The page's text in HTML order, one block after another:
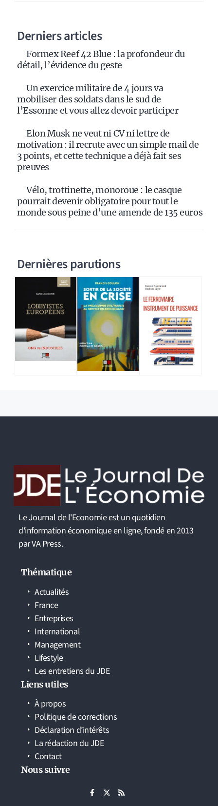
Derniers articles
Formex Reef 42 Blue : la profondeur du
détail, l’évidence du geste
Un exercice militaire de 4 jours va
mobiliser des soldats dans le sud de
l’Essonne et vous allez devoir participer
Elon Musk ne veut ni CV ni lettre de
motivation : il recrute avec un simple mail de
3 points, et cette technique a déjà fait ses
preuves
Vélo, trottinette, monoroue : le casque
pourrait devenir obligatoire pour tout le
monde sous peine d’une amende de 135 euros
Dernières parutions
Le Journal de l'Economie est un quotidien
d'information économique en ligne, fondé en 2013
par VA Press.
Thématique
Actualités
France
Entreprises
International
Management
Lifestyle
Les entretiens du JDE
Liens utiles
À propos
Politique de corrections
Déclaration d’intérêts
La rédaction du JDE
Contact
Nous suivre